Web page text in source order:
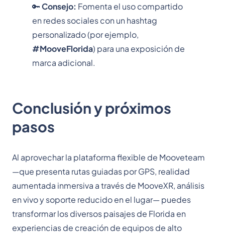
🔑Consejo: Fomenta el uso compartido
en redes sociales con un hashtag
personalizado (por ejemplo,
#MooveFlorida) para una exposición de
marca adicional.
Conclusión y próximos
pasos
Al aprovechar la plataforma flexible de Mooveteam
—que presenta rutas guiadas por GPS, realidad
aumentada inmersiva a través de MooveXR, análisis
en vivo y soporte reducido en el lugar— puedes
transformar los diversos paisajes de Florida en
experiencias de creación de equipos de alto